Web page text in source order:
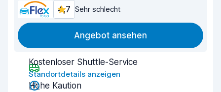
4,7 Sehr schlecht
Angebot ansehen
Kostenloser Shuttle-Service
Standortdetails anzeigen
Hohe Kaution